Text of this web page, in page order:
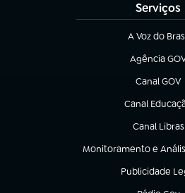
Serviços
A Voz do
(abre em
Agência
(abre em
Canal GOV
(abre em
Canal
(abre em nova
Canal Libras
(abre em
Monitoramento e
(abre em nova aba)
Publicidade
(abre em nova